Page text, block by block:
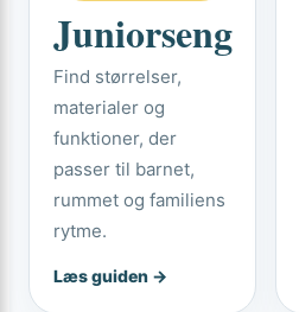
Juniorseng
Find størrelser,
materialer og
funktioner, der
passer til barnet,
rummet og familiens
rytme.
Læs guiden →